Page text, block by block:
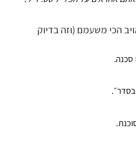
הכי משעמם (וזה בדיוק
סכנה.